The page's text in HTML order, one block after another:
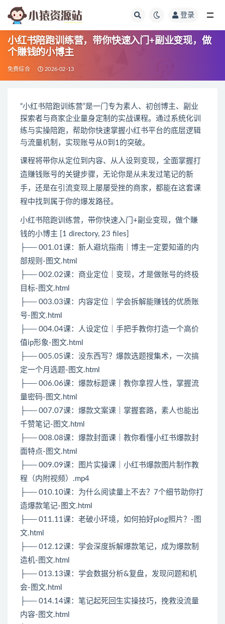
登录
小红书陪跑训练营，带你快速入门+副业变现，做
个賺钱的小博主
免费综合 2026-02-13
“小红书陪跑训练营”是一门专为素人、初创博主、副业
探索者与商家企业量身定制的实战课程。通过系统化训
练与实操陪跑，帮助你快速掌握小红书平台的底层逻辑
与流量机制，实现账号从0到1的突破。
课程将带你从定位到内容、从人设到变现，全面掌握打
造赚钱账号的关键步骤，无论你是从未发过笔记的新
手，还是在引流变现上屡屡受挫的商家，都能在这套课
程中找到属于你的爆发路径。
小红书陪跑训练营，带你快速入门+副业变现，做个賺
钱的小博主 [1 directory, 23 files]
├── 001.01课：新人避坑指南｜博主一定要知道的内
部规则-图文.html
├── 002.02课：商业定位｜变现，才是做账号的终极
目标-图文.html
├── 003.03课：内容定位｜学会拆解能赚钱的优质账
号-图文.html
├── 004.04课：人设定位｜手把手教你打造一个高价
值ip形象-图文.html
├── 005.05课：没东西写？爆款选题搜集术，一次搞
定一个月选题-图文.html
├── 006.06课：爆款标题课｜教你拿捏人性，掌握流
量密码-图文.html
├── 007.07课：爆款文案课｜掌握套路，素人也能出
千赞笔记-图文.html
├── 008.08课：爆款封面课｜教你看懂小红书爆款封
面特点-图文.html
├── 009.09课：图片实操课｜小红书爆款图片制作教
程（内附视频）.mp4
├── 010.10课：为什么阅读量上不去？7个细节助你打
造爆款笔记-图文.html
├── 011.11课：老破小环境，如何拍好plog照片？-图
文.html
├── 012.12课：学会深度拆解爆款笔记，成为爆款制
造机-图文.html
├── 013.13课：学会数据分析&复盘，发现问题和机
会-图文.html
├── 014.14课：笔记起死回生实操技巧，挽救没流量
内容-图文.html